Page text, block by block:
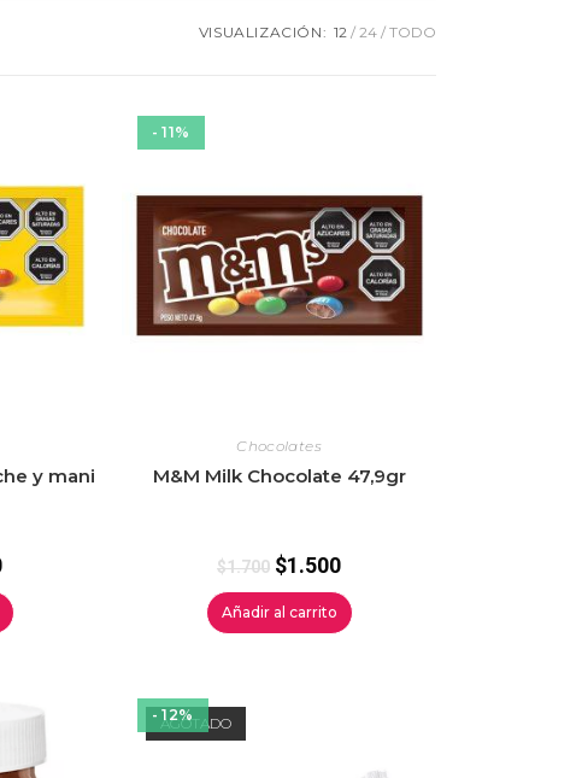
VISUALIZACIÓN: 12 24 TODO
y mani
- 11%
Chocolates
M&M Milk Chocolate 47,9gr
$1.700 $1.500
Añadir al carrito
AGOTADO
- 12%